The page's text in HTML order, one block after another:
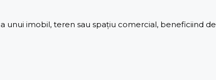
unui imobil, teren sau spațiu comercial, beneficiind de